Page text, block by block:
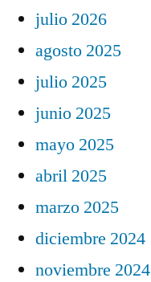
julio 2026
agosto 2025
julio 2025
junio 2025
mayo 2025
abril 2025
marzo 2025
diciembre 2024
noviembre 2024